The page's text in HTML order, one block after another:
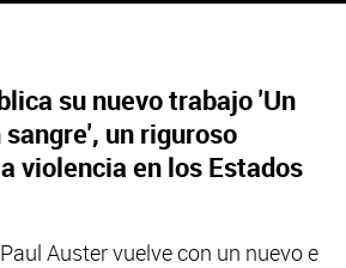
su nuevo trabajo 'Un
un riguroso
violencia en los Estados
Auster vuelve con un nuevo e